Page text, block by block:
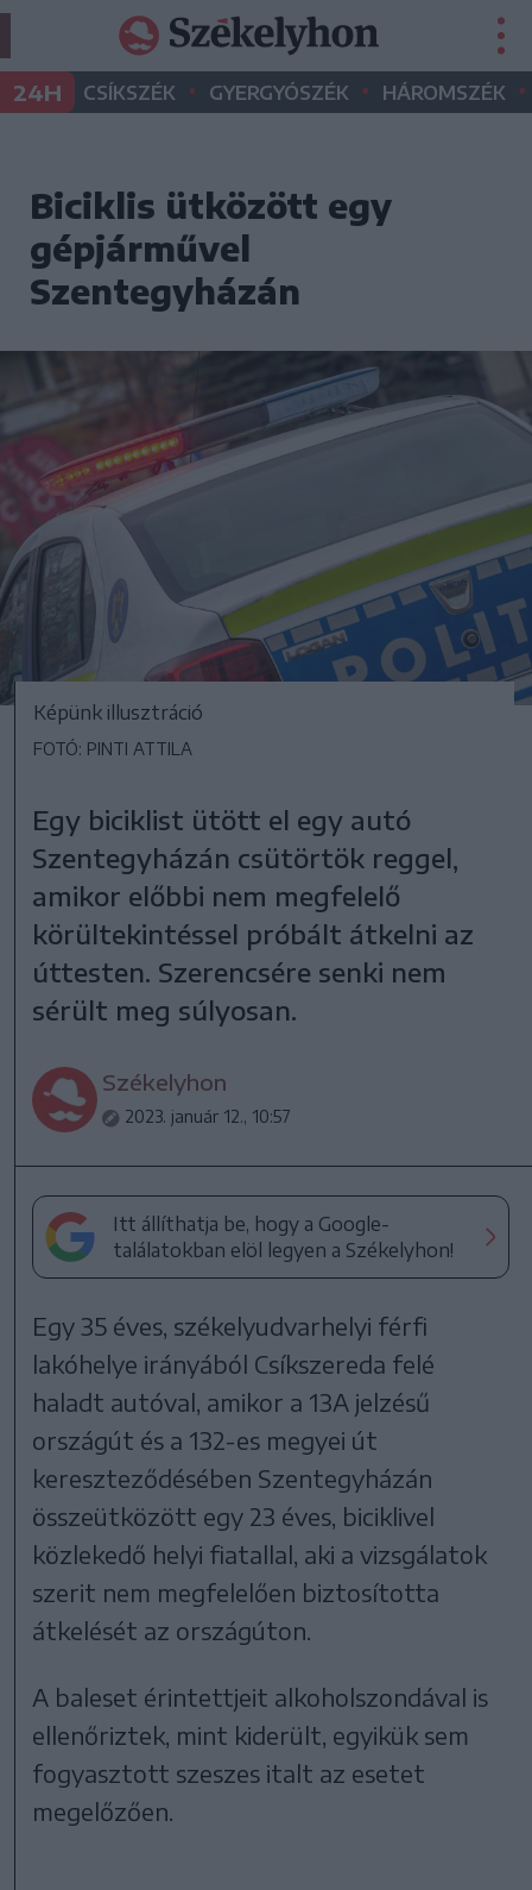
24H CSÍKSZÉK • GYERGYÓSZÉK • HÁROMSZÉK •
Biciklis ütközött egy
gépjárművel
Szentegyházán
Képünk illusztráció
FOTÓ: PINTI ATTILA
Egy biciklist ütött el egy autó
Szentegyházán csütörtök reggel,
amikor előbbi nem megfelelő
körültekintéssel próbált átkelni az
úttesten. Szerencsére senki nem
sérült meg súlyosan.
Székelyhon
2023. január 12., 10:57
Itt állíthatja be, hogy a Google-
találatokban elöl legyen a Székelyhon!
Egy 35 éves, székelyudvarhelyi férfi
lakóhelye irányából Csíkszereda felé
haladt autóval, amikor a 13A jelzésű
országút és a 132-es megyei út
kereszteződésében Szentegyházán
összeütközött egy 23 éves, biciklivel
közlekedő helyi fiatallal, aki a vizsgálatok
szerit nem megfelelően biztosította
átkelését az országúton.
A baleset érintettjeit alkoholszondával is
ellenőriztek, mint kiderült, egyikük sem
fogyasztott szeszes italt az esetet
megelőzően.